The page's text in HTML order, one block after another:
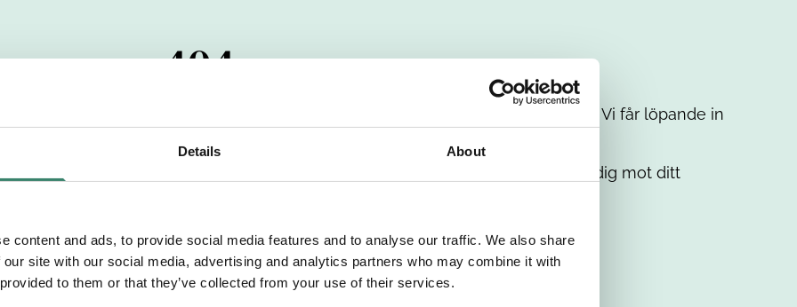
Details About
content and ads, to provide social media features and to analyse our traffic. We also share
site with our social media, advertising and analytics partners who may combine it with
to them or that they’ve collected from your use of their services.
404
har passerats. Vi uppskattar verkligen ditt intresse. Misströsta inte. Vi får löpande in
dig med mer information om våra aktuella uppdrag. Tillsammans matchar vi dig mot ditt
Tillbaka till Sverek